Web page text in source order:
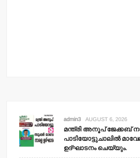
admin3 AUGUST 6, 2026
മന്ത്രി അനൂപ് ജേക്കബ്
പാടിയോട്ടുചാലില്‍
ഉദ്ഘാടനം ചെയ്യും.